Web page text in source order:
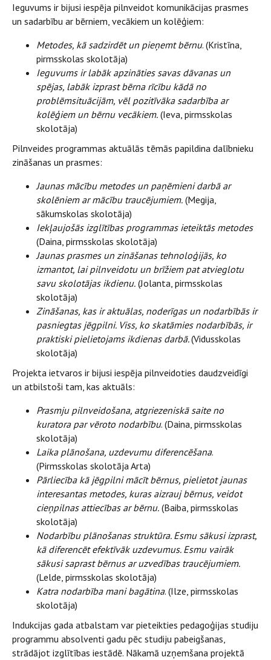
Ieguvums ir bijusi iespēja pilnveidot komunikācijas prasmes
un sadarbību ar bērniem, vecākiem un kolēģiem:
Metodes, kā sadzirdēt un pieņemt bērnu. (Kristīna,
pirmsskolas skolotāja)
Ieguvums ir labāk apzināties savas dāvanas un
spējas, labāk izprast bērna rīcību kādā no
problēmsituācijām, vēl pozitīvāka sadarbība ar
kolēģiem un bērnu vecākiem. (Ieva, pirmsskolas
skolotāja)
Pilnveides programmas aktuālās tēmās papildina dalībnieku
zināšanas un prasmes:
Jaunas mācību metodes un paņēmieni darbā ar
skolēniem ar mācību traucējumiem. (Megija,
sākumskolas skolotāja)
Iekļaujošās izglītības programmas ieteiktās metodes
(Daina, pirmsskolas skolotāja)
Jaunas prasmes un zināšanas tehnoloģijās, ko
izmantot, lai pilnveidotu un brīžiem pat atvieglotu
savu skolotājas ikdienu. (Jolanta, pirmsskolas
skolotāja)
Zināšanas, kas ir aktuālas, noderīgas un nodarbībās ir
pasniegtas jēgpilni. Viss, ko skatāmies nodarbībās, ir
praktiski pielietojams ikdienas darbā.(Vidusskolas
skolotāja)
Projekta ietvaros ir bijusi iespēja pilnveidoties daudzveidīgi
un atbilstoši tam, kas aktuāls:
Prasmju pilnveidošana, atgriezeniskā saite no
kuratora par vēroto nodarbību. (Daina, pirmsskolas
skolotāja)
Laika plānošana, uzdevumu diferencēšana.
(Pirmsskolas skolotāja Arta)
Pārliecība kā jēgpilni mācīt bērnus, pielietot jaunas
interesantas metodes, kuras aizrauj bērnus, veidot
cieņpilnas attiecības ar bērnu. (Baiba, pirmsskolas
skolotāja)
Nodarbību plānošanas struktūra. Esmu sākusi izprast,
kā diferencēt efektīvāk uzdevumus. Esmu vairāk
sākusi saprast bērnus ar uzvedības traucējumiem.
(Lelde, pirmsskolas skolotāja)
Katra nodarbība mani bagātina. (Ilze, pirmsskolas
skolotāja)
Indukcijas gada atbalstam var pieteikties pedagoģijas studiju
programmu absolventi gadu pēc studiju pabeigšanas,
strādājot izglītības iestādē. Nākamā uzņemšana projektā